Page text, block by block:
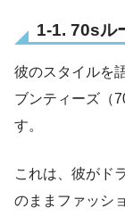
1-1. 70sル
彼のスタイルを
ブンティーズ（
す。
これは、彼がド
のままファッシ